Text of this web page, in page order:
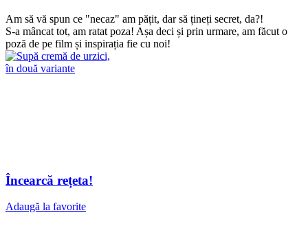
Am să vă spun ce "necaz" am pățit, dar să țineți secret, da?!
S-a mâncat tot, am ratat poza! Așa deci și prin urmare, am făcut o
poză de pe film și inspirația fie cu noi!
Încearcă rețeta!
Adaugă la favorite